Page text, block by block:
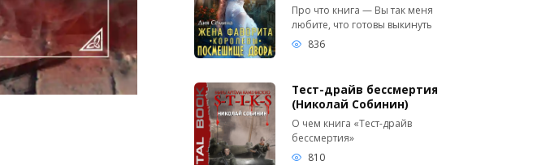
Про что книга — Вы так меня
любите, что готовы выкинуть
836
Тест-драйв бессмертия
(Николай Собинин)
О чем книга «Тест-драйв
бессмертия»
810